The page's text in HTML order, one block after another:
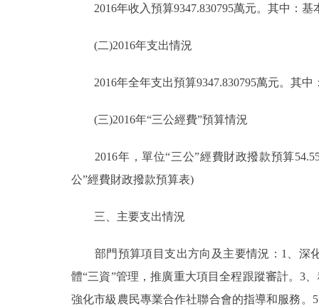
DEUTSCH
2016年收入預算9347.830795萬元。其中：基
(二)2016年支出情況
2016年全年支出預算9347.830795萬元。其中
(三)2016年“三公經費”預算情況
2016年，單位“三公”經費財政撥款預算
公”經費財政撥款預算表)
三、主要支出情況
部門預算項目支出方向及主要情況：1、深化
體“三資”管理，推廣重大項目全程跟蹤審計。3
強化市級農民專業合作社聯合會的指導和服務